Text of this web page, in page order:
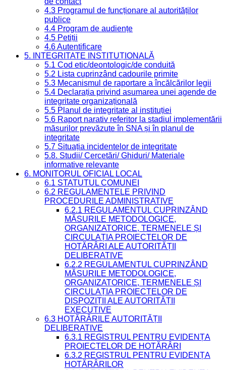
4.3 Programul de funcționare al autorităților
publice
4.4 Program de audiențe
4.5 Petiții
4.6 Autentificare
5. INTEGRITATE INSTITUȚIONALĂ
5.1 Cod etic/deontologic/de conduită
5.2 Lista cuprinzând cadourile primite
5.3 Mecanismul de raportare a încălcărilor legii
5.4 Declarația privind asumarea unei agende de
integritate organizațională
5.5 Planul de integritate al instituției
5.6 Raport narativ referitor la stadiul implementării
măsurilor prevăzute în SNA și în planul de
integritate
5.7 Situația incidentelor de integritate
5.8. Studii/ Cercetări/ Ghiduri/ Materiale
informative relevante
6. MONITORUL OFICIAL LOCAL
6.1 STATUTUL COMUNEI
6.2 REGULAMENTELE PRIVIND
PROCEDURILE ADMINISTRATIVE
6.2.1 REGULAMENTUL CUPRINZÂND
MĂSURILE METODOLOGICE,
ORGANIZATORICE, TERMENELE ȘI
CIRCULAȚIA PROIECTELOR DE
HOTĂRÂRI ALE AUTORITĂȚII
DELIBERATIVE
6.2.2 REGULAMENTUL CUPRINZÂND
MĂSURILE METODOLOGICE,
ORGANIZATORICE, TERMENELE ȘI
CIRCULAȚIA PROIECTELOR DE
DISPOZIȚII ALE AUTORITĂȚII
EXECUTIVE
6.3 HOTĂRÂRILE AUTORITĂȚII
DELIBERATIVE
6.3.1 REGISTRUL PENTRU EVIDENȚA
PROIECTELOR DE HOTĂRÂRI
6.3.2 REGISTRUL PENTRU EVIDENȚA
HOTĂRÂRILOR